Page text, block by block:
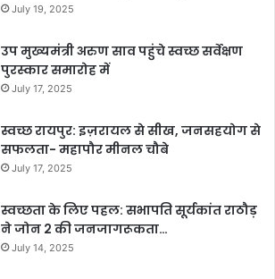
July 19, 2025
उप मुख्यमंत्री अरुण साव पहुंचे स्वच्छ सर्वेक्षण
पुरस्कार समारोह में
July 17, 2025
स्वच्छ रायपुर: इज़रायल से सीख, जनसहयोग से
सफलता- महापौर मीनल चौबे
July 17, 2025
स्वच्छता के लिए पहल: सभापति सूर्यकांत राठौड़
ने जोन 2 की जनजागरूकता…
July 14, 2025